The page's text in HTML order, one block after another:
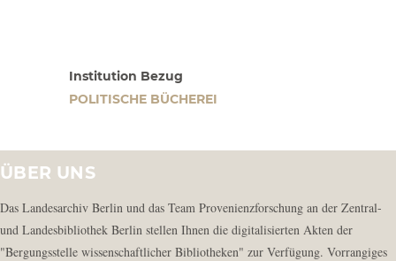
Institution Bezug
POLITISCHE BÜCHEREI
ÜBER UNS
Das Landesarchiv Berlin und das Team Provenienzforschung an der Zentral-
und Landesbibliothek Berlin stellen Ihnen die digitalisierten Akten der
"Bergungsstelle wissenschaftlicher Bibliotheken" zur Verfügung. Vorrangiges